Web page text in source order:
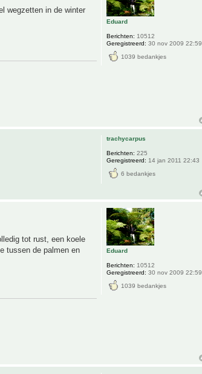
wegzetten in de winter
Eduard
Berichten: 10512
Geregistreerd: 30 nov 2009 22:59
1039 bedankjes
trachycarpus
Berichten: 225
Geregistreerd: 14 jan 2011 22:43
6 bedankjes
tot rust, een koele
tussen de palmen en
Eduard
Berichten: 10512
Geregistreerd: 30 nov 2009 22:59
1039 bedankjes